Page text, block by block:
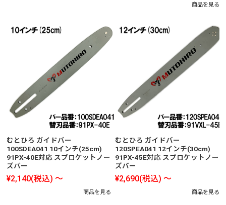
商品を見る
むとひろ ガイドバー
100SDEA041 10インチ(25cm)
91PX-40E対応 スプロケットノー
ズバー
¥2,140(税込) ～
商品を見る
むとひろ ガイドバー
120SPEA041 12インチ(30cm)
91PX-45E対応 スプロケットノー
ズバー
¥2,690(税込) ～
商品を見る